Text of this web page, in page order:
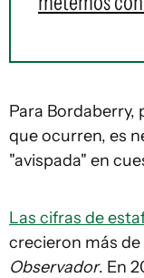
Para
que ocurren, es
"avispada" en
Las cifras de
crecieron más
Observador. En